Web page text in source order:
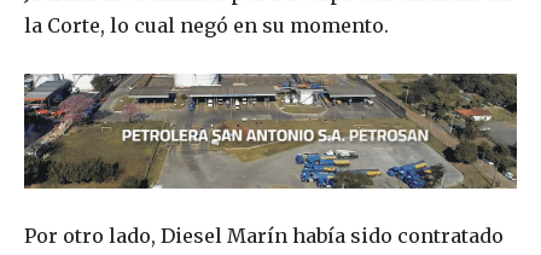
la Corte, lo cual negó en su momento.
Por otro lado, Diesel Marín había sido contratado